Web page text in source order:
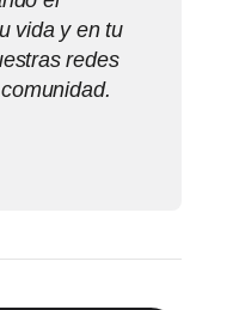
vida y en tu
redes